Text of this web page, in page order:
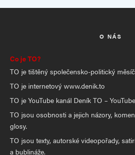
O NÁS
Co je TO?
TO je tištěný společensko-politický
TO je internetový www.denik.to
TO je YouTube kanál Deník TO – YouTube
TO jsou osobnosti a jejich názory,
glosy.
TO jsou texty, autorské videopořady,
a bublináže.